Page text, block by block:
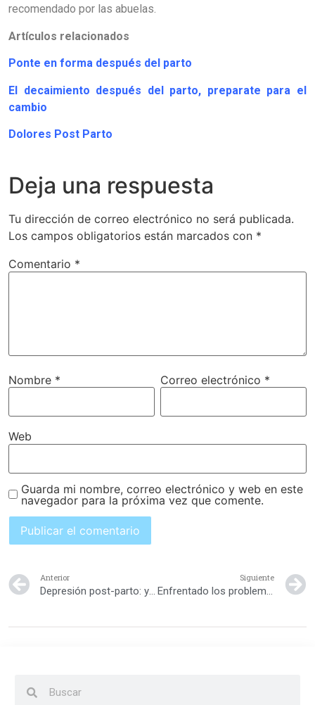
recomendado por las abuelas.
Artículos relacionados
Ponte en forma después del parto
El decaimiento después del parto, preparate para el
cambio
Dolores Post Parto
Deja una respuesta
Tu dirección de correo electrónico no será publicada.
Los campos obligatorios están marcados con *
Comentario *
Nombre * Correo electrónico *
Web
Guarda mi nombre, correo electrónico y web en este
navegador para la próxima vez que comente.
Anterior
Depresión post-parto: y yo, ¿por qué quiero llorar ahora?
Siguiente
Enfrentado los problemas del post-parto